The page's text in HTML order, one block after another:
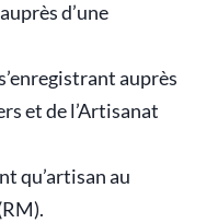
d’une
auprès
et de l’Artisanat
qu’artisan au